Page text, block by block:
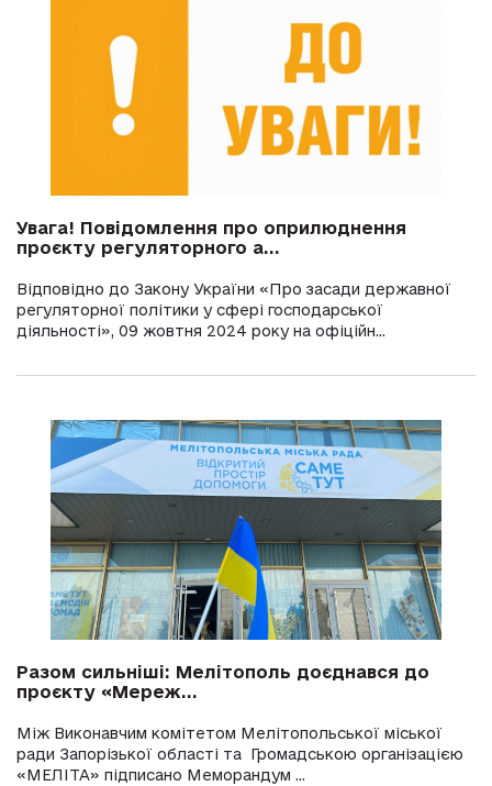
Увага! Повідомлення про оприлюднення
проєкту регуляторного а...
Відповідно до Закону України «Про засади державної
регуляторної політики у сфері господарської
діяльності», 09 жовтня 2024 року на офіційн...
Разом сильніші: Мелітополь доєднався до
проєкту «Мереж...
Між Виконавчим комітетом Мелітопольської міської
ради Запорізької області та Громадською організацією
«МЕЛІТА» підписано Меморандум ...